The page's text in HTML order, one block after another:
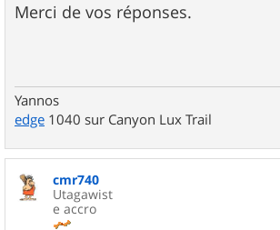
Merci de vos réponses.
Yannos
edge 1040 sur Canyon Lux Trail
cmr740
Utagawist
e accro